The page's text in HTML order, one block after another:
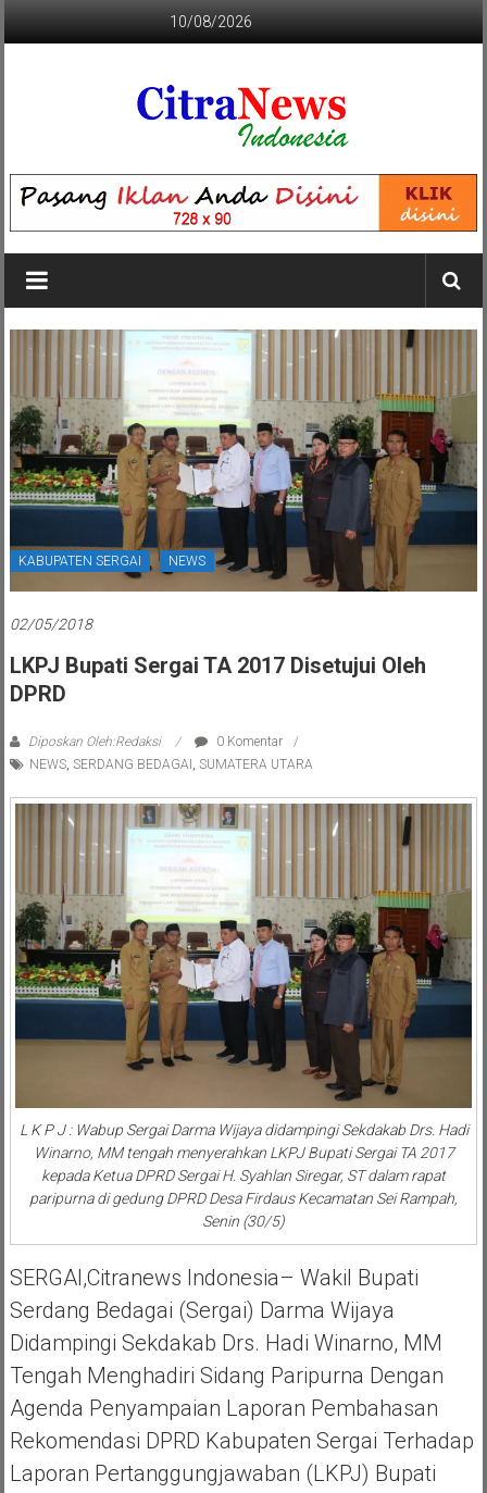
10/08/2026
CITRANEWS
INDONESIA
BERANI
DAN
KRISTIS
KABUPATEN SERGAI NEWS
02/05/2018
LKPJ Bupati Sergai TA 2017 Disetujui Oleh
DPRD
Diposkan Oleh:Redaksi
0 Komentar
NEWS, SERDANG BEDAGAI, SUMATERA UTARA
L K P J : Wabup Sergai Darma Wijaya didampingi Sekdakab Drs. Hadi
Winarno, MM tengah menyerahkan LKPJ Bupati Sergai TA 2017
kepada Ketua DPRD Sergai H. Syahlan Siregar, ST dalam rapat
paripurna di gedung DPRD Desa Firdaus Kecamatan Sei Rampah,
Senin (30/5)
SERGAI,Citranews Indonesia– Wakil Bupati
Serdang Bedagai (Sergai) Darma Wijaya
Didampingi Sekdakab Drs. Hadi Winarno, MM
Tengah Menghadiri Sidang Paripurna Dengan
Agenda Penyampaian Laporan Pembahasan
Rekomendasi DPRD Kabupaten Sergai Terhadap
Laporan Pertanggungjawaban (LKPJ) Bupati